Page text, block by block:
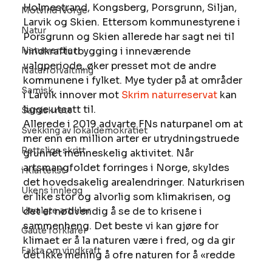
Motvind Norge
Natur
Naturverdier
Naturforvaltning
Samisk
Samisk rett
Svekking av lokaldemokratiet
Rettslige skritt
i Klartekst
Ukens innlegg
Utvalgte artikler
Gaute forklarer
Fakta om vindkraft
Holmestrand, Kongsberg, Porsgrunn, Siljan,
Larvik og Skien. Ettersom kommunestyrene i
Porsgrunn og Skien allerede har sagt nei til
vindkraftutbygging i inneværende
valgperiode, øker presset mot de andre
kommunene i fylket. Mye tyder på at områder
i Larvik innover mot Skrim naturreservat kan
ligge utsatt til.
Allerede i 2019 advarte FNs naturpanel om at
mer enn en million arter er utrydningstruede
grunnet menneskelig aktivitet. Når
artsmangfoldet forringes i Norge, skyldes
det hovedsakelig arealendringer. Naturkrisen
er like stor og alvorlig som klimakrisen, og
det er nødvendig å se de to krisene i
sammenheng. Det beste vi kan gjøre for
klimaet er å la naturen være i fred, og da gir
det ikke mening å ofre naturen for å «redde